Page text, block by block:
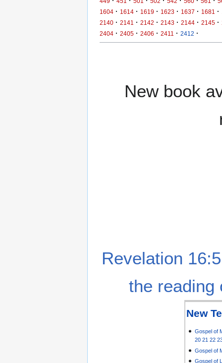
1604 · 1614 · 1619 · 1623 · 1637 · 1681 ·
2140 · 2141 · 2142 · 2143 · 2144 · 2145 ·
2404 · 2405 · 2406 · 2411 · 2412 ·
New book
Revelation
the reading
New
Gospel of
20 21 22
Gospel of
Gospel of